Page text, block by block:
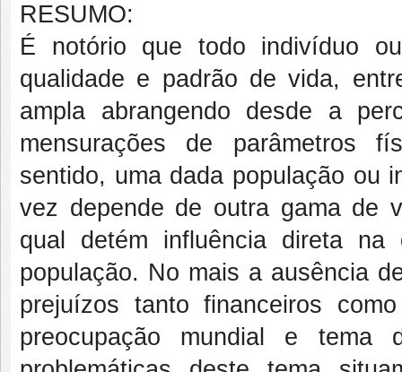
RESUMO:
É notório que todo indivíduo
qualidade e padrão de vida,
ampla abrangendo desde a
mensurações de parâmetros
sentido, uma dada população ou
vez depende de outra gama de
qual detém influência direta
população. No mais a ausência
prejuízos tanto financeiros
preocupação mundial e tema